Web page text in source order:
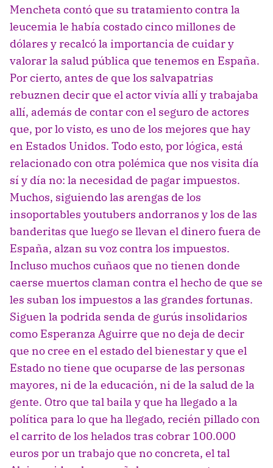
Mencheta contó que su tratamiento contra la
leucemia le había costado cinco millones de
dólares y recalcó la importancia de cuidar y
valorar la salud pública que tenemos en España.
Por cierto, antes de que los salvapatrias
rebuznen decir que el actor vivía allí y trabajaba
allí, además de contar con el seguro de actores
que, por lo visto, es uno de los mejores que hay
en Estados Unidos. Todo esto, por lógica, está
relacionado con otra polémica que nos visita día
sí y día no: la necesidad de pagar impuestos.
Muchos, siguiendo las arengas de los
insoportables youtubers andorranos y los de las
banderitas que luego se llevan el dinero fuera de
España, alzan su voz contra los impuestos.
Incluso muchos cuñaos que no tienen donde
caerse muertos claman contra el hecho de que se
les suban los impuestos a las grandes fortunas.
Siguen la podrida senda de gurús insolidarios
como Esperanza Aguirre que no deja de decir
que no cree en el estado del bienestar y que el
Estado no tiene que ocuparse de las personas
mayores, ni de la educación, ni de la salud de la
gente. Otro que tal baila y que ha llegado a la
política para lo que ha llegado, recién pillado con
el carrito de los helados tras cobrar 100.000
euros por un trabajo que no concreta, el tal